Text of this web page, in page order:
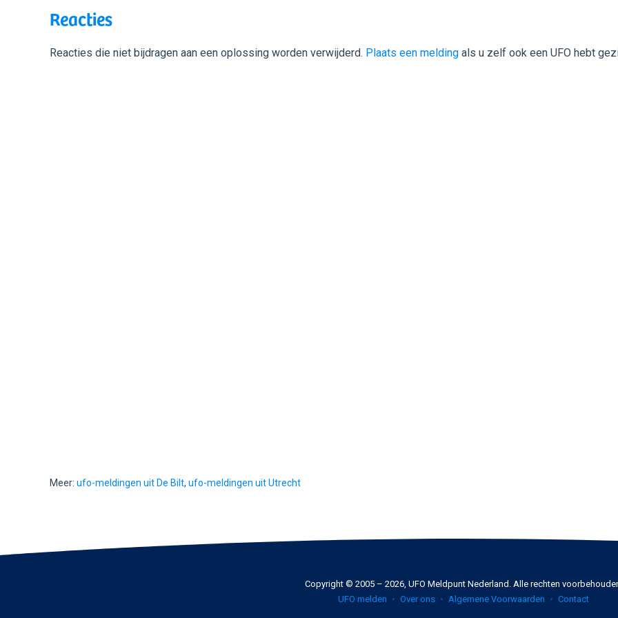
Reacties
Reacties die niet bijdragen aan een oplossing worden verwijderd. Plaats een melding als u zelf ook een UFO hebt
Meer: ufo-meldingen uit De Bilt, ufo-meldingen uit Utrecht
Copyright © 2005 – 2026, UFO Meldpunt Nederland. Alle rechten
UFO melden
Over ons Algemene Voorwaarden Contact